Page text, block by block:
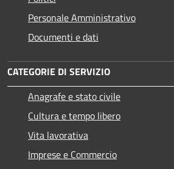
Personale Amministrativo
Documenti e dati
CATEGORIE DI SERVIZIO
Anagrafe e stato civile
Cultura e tempo libero
Vita lavorativa
Imprese e Commercio